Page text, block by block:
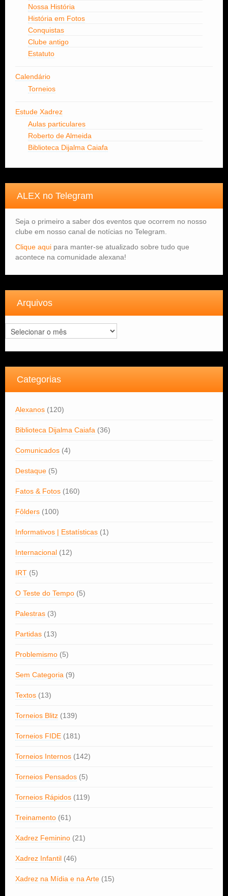
Nossa História
História em Fotos
Conquistas
Clube antigo
Estatuto
Calendário
Torneios
Estude Xadrez
Aulas particulares
Roberto de Almeida
Biblioteca Dijalma Caiafa
ALEX no Telegram
Seja o primeiro a saber dos eventos que ocorrem no nosso
clube em nosso canal de notícias no Telegram.
Clique aqui para manter-se atualizado sobre tudo que
acontece na comunidade alexana!
Arquivos
Arquivos
Categorias
Alexanos (120)
Biblioteca Dijalma Caiafa (36)
Comunicados (4)
Destaque (5)
Fatos & Fotos (160)
Fôlders (100)
Informativos | Estatísticas (1)
Internacional (12)
IRT (5)
O Teste do Tempo (5)
Palestras (3)
Partidas (13)
Problemismo (5)
Sem Categoria (9)
Textos (13)
Torneios Blitz (139)
Torneios FIDE (181)
Torneios Internos (142)
Torneios Pensados (5)
Torneios Rápidos (119)
Treinamento (61)
Xadrez Feminino (21)
Xadrez Infantil (46)
Xadrez na Mídia e na Arte (15)